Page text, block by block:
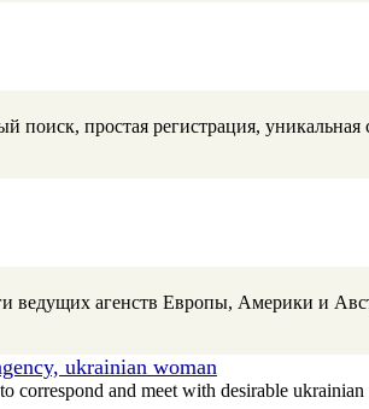
простая регистрация,
ведущих агенств Европы, Америки и
ukrainian woman
and meet with desirable